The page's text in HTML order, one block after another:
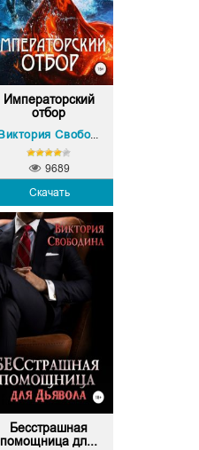
Императорский
отбор
Виктория Свободина
Скачать
9689
Бесстрашная
помощница дл...